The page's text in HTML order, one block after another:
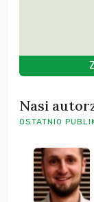
Nasi
OSTATNIO